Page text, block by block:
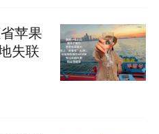
苹果
失联